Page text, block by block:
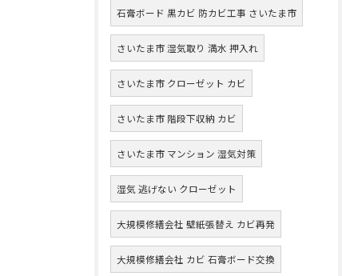
石膏ボード 黒カビ 防カビ工事 さいたま市
さいたま市 湿気取り 満水 押入れ
さいたま市 クローゼット カビ
さいたま市 階段下収納 カビ
さいたま市 マンション 湿気対策
湿気 逃げない クローゼット
大規模修繕会社 壁紙張替え カビ再発
大規模修繕会社 カビ 石膏ボード交換